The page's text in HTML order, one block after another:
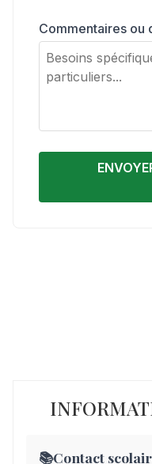
Tarifs calculés
1
6,50€/
Élèves en
N’hésitez pas à
plus
Commentaires ou
📚Contact